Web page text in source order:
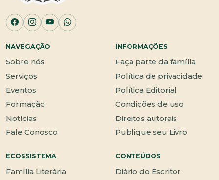
NAVEGAÇÃO
Sobre nós
Serviços
Eventos
Formação
Notícias
Fale Conosco
INFORMAÇÕES
Faça parte da família
Política de privacidade
Política Editorial
Condições de uso
Direitos autorais
Publique seu Livro
ECOSSISTEMA
Família Literária
CONTEÚDOS
Diário do Escritor